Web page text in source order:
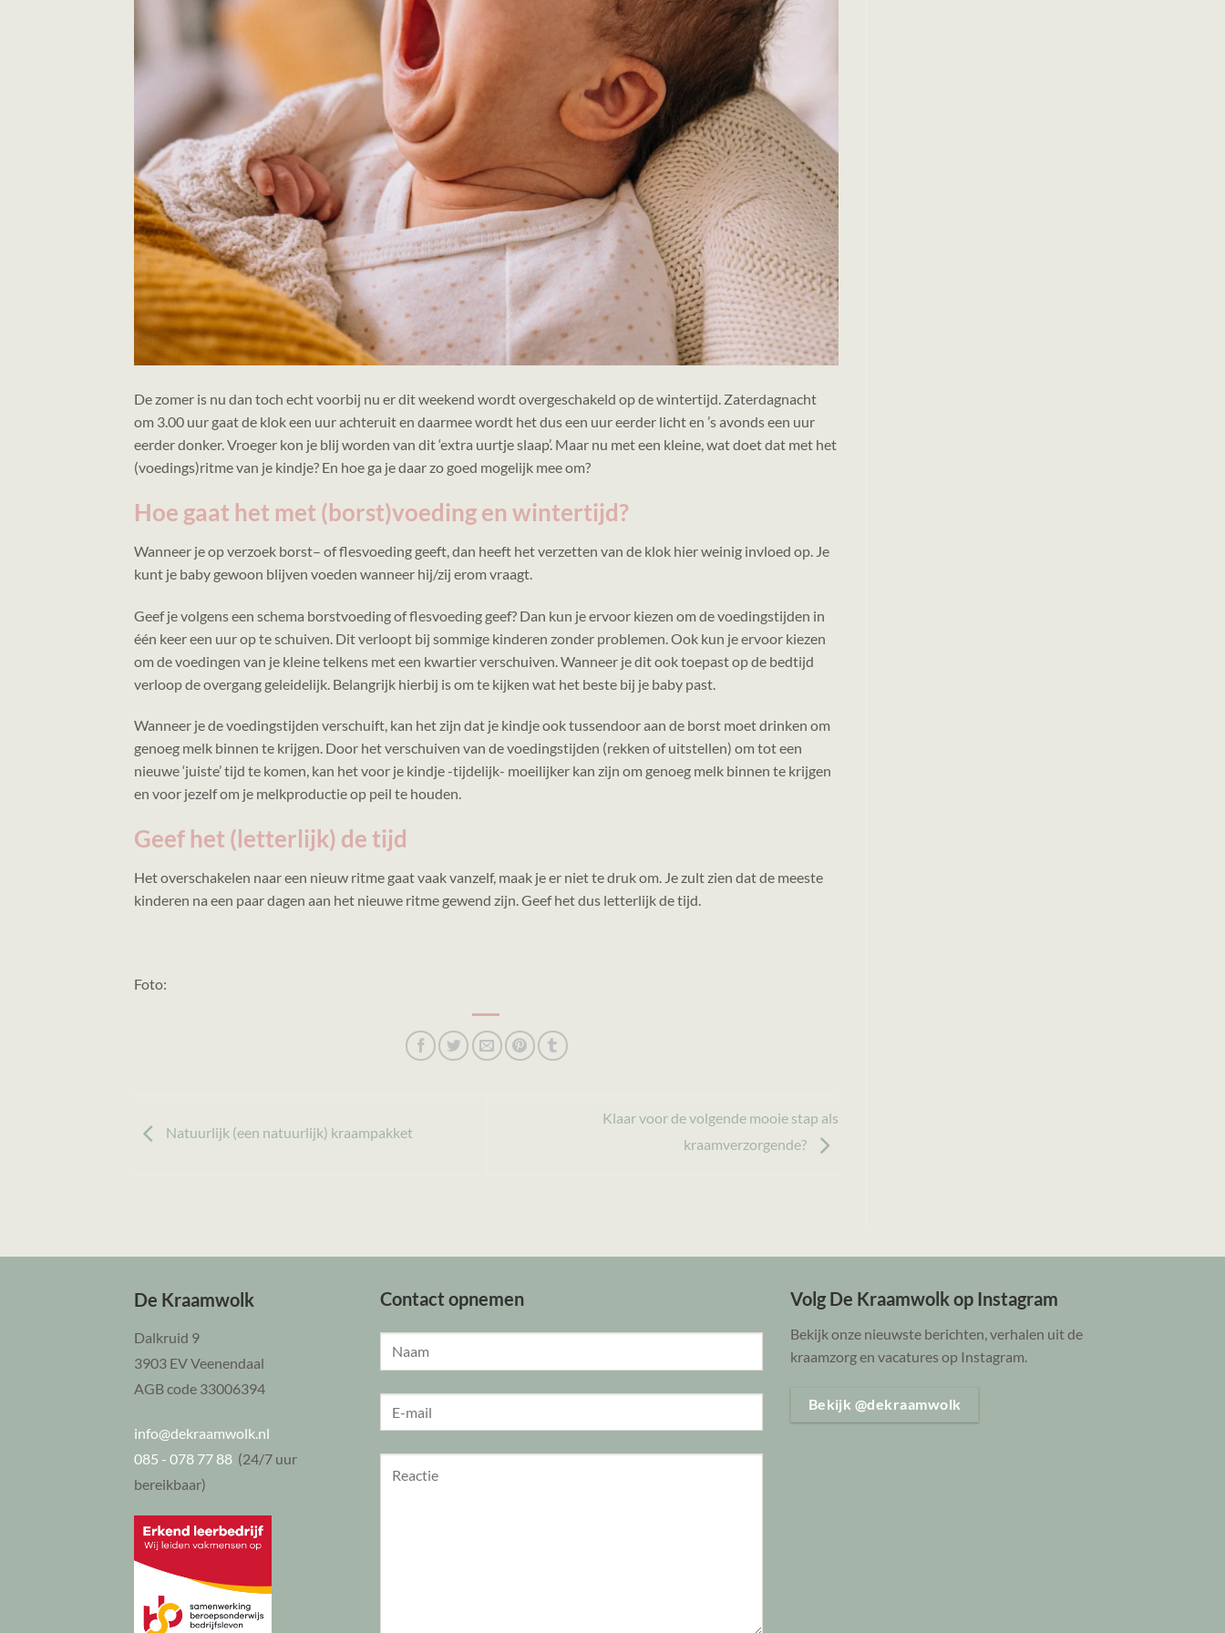
De zomer is nu dan toch echt voorbij nu er dit weekend wordt overgeschakeld op de wintertijd. Zaterdagnacht
om 3.00 uur gaat de klok een uur achteruit en daarmee wordt het dus een uur eerder licht en ’s avonds een uur
eerder donker. Vroeger kon je blij worden van dit ‘extra uurtje slaap’. Maar nu met een kleine, wat doet dat met het
(voedings)ritme van je kindje? En hoe ga je daar zo goed mogelijk mee om?
Hoe gaat het met (borst)voeding en wintertijd?
Wanneer je op verzoek borst– of flesvoeding geeft, dan heeft het verzetten van de klok hier weinig invloed op. Je
kunt je baby gewoon blijven voeden wanneer hij/zij erom vraagt.
Geef je volgens een schema borstvoeding of flesvoeding geef? Dan kun je ervoor kiezen om de voedingstijden in
één keer een uur op te schuiven. Dit verloopt bij sommige kinderen zonder problemen. Ook kun je ervoor kiezen
om de voedingen van je kleine telkens met een kwartier verschuiven. Wanneer je dit ook toepast op de bedtijd
verloop de overgang geleidelijk. Belangrijk hierbij is om te kijken wat het beste bij je baby past.
Wanneer je de voedingstijden verschuift, kan het zijn dat je kindje ook tussendoor aan de borst moet drinken om
genoeg melk binnen te krijgen. Door het verschuiven van de voedingstijden (rekken of uitstellen) om tot een
nieuwe ‘juiste’ tijd te komen, kan het voor je kindje -tijdelijk- moeilijker kan zijn om genoeg melk binnen te krijgen
en voor jezelf om je melkproductie op peil te houden.
Geef het (letterlijk) de tijd
Het overschakelen naar een nieuw ritme gaat vaak vanzelf, maak je er niet te druk om. Je zult zien dat de meeste
kinderen na een paar dagen aan het nieuwe ritme gewend zijn. Geef het dus letterlijk de tijd.
Foto:
Natuurlijk (een natuurlijk) kraampakket
Klaar voor de volgende mooie stap als
kraamverzorgende?
De Kraamwolk
Dalkruid 9
3903 EV Veenendaal
AGB code 33006394
info@dekraamwolk.nl
085 - 078 77 88 (24/7 uur
bereikbaar)
Contact opnemen Volg De Kraamwolk op Instagram
Bekijk onze nieuwste berichten, verhalen uit de
kraamzorg en vacatures op Instagram.
Bekijk @dekraamwolk